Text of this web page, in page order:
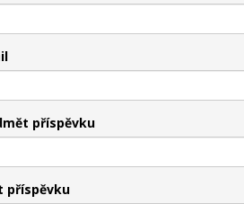
příspěvku
příspěvku